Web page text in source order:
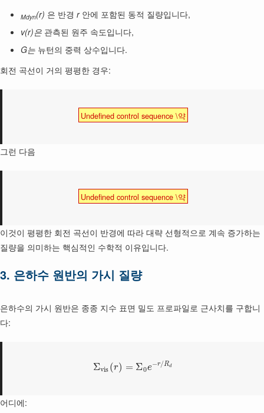
Mdyn(r) 은 반경 r안에 포함된 동적 질량입니다,
v(r)은 관측된 원주 속도입니다,
G는 뉴턴의 중력 상수입니다.
회전 곡선이 거의 평평한 경우:
Undefined control sequence \약
그런 다음
Undefined control sequence \약
이것이 평평한 회전 곡선이 반경에 따라 대략 선형적으로 계속 증가하는
질량을 의미하는 핵심적인 수학적 이유입니다.
3. 은하수 원반의 가시 질량
은하수의 가시 원반은 종종 지수 표면 밀도 프로파일로 근사치를 구합니
다:
Σvis (r) = Σ0e−r/Rd
어디에: